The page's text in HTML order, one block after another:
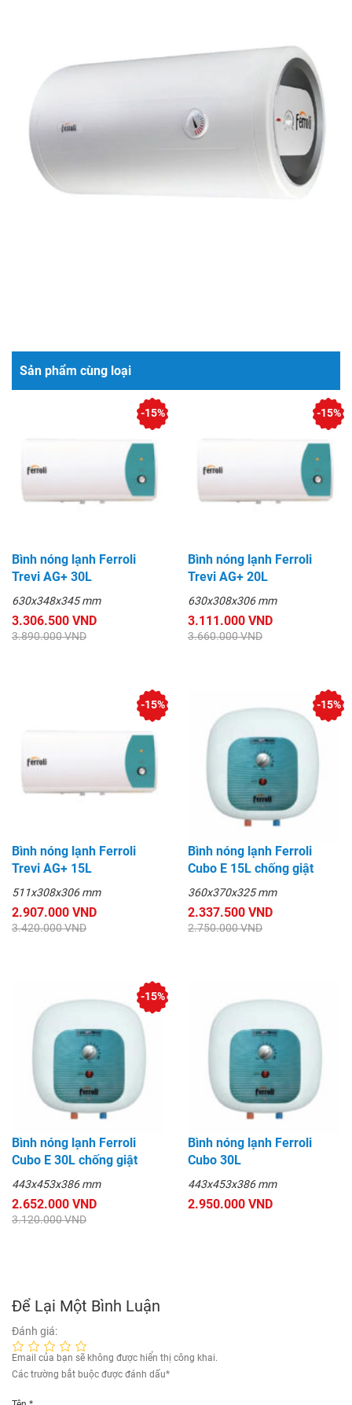
Sản phẩm cùng loại
Bình nóng lạnh Ferroli
Trevi AG+ 30L
630x348x345 mm
3.306.500 VND
3.890.000 VND
-15%
Bình nóng lạnh Ferroli
Trevi AG+ 20L
630x308x306 mm
3.111.000 VND
3.660.000 VND
-15%
Bình nóng lạnh Ferroli
Trevi AG+ 15L
511x308x306 mm
2.907.000 VND
3.420.000 VND
-15%
Bình nóng lạnh Ferroli
Cubo E 15L chống giật
360x370x325 mm
2.337.500 VND
2.750.000 VND
-15%
Bình nóng lạnh Ferroli
Cubo E 30L chống giật
443x453x386 mm
2.652.000 VND
3.120.000 VND
-15%
Bình nóng lạnh Ferroli
Cubo 30L
443x453x386 mm
2.950.000 VND
Để Lại Một Bình Luận
Đánh giá:
Email của bạn sẽ không được hiển thị công khai.
Các trường bắt buộc được đánh dấu*